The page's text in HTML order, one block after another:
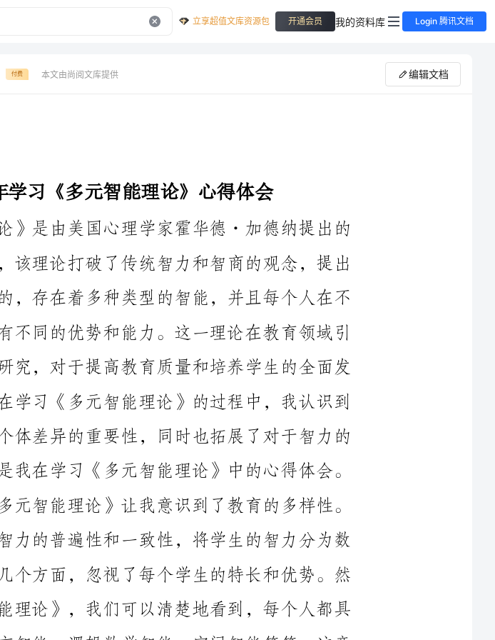
立享超值文库资源包 开通会员 我的资料库 Login 腾讯文档
付费 本文由尚阅文库提供 编辑文档
教育的目标应该在于发现和培养学生的多元智能，给予他们发挥
优势的机会和空间。因此，教育应该更加注重个体差异，提供多
《多元智能理论》是由美国心理学家霍华德·加德纳提出的
人类的智力是多元的，存在着多种类型的智能，并且每个人在不
同的智能类型上具有不同的优势和能力。这一理论在教育领域引
起了广泛的关注和研究，对于提高教育质量和培养学生的全面发
展具有重要意义。在学习《多元智能理论》的过程中，我认识到
理解和认识。以下是我在学习《多元智能理论》中的心得体会。
第一，学习《多元智能理论》让我意识到了教育的多样性。
传统教育往往强调智力的普遍性和一致性，将学生的智力分为数
学、语文、英语等几个方面，忽视了每个学生的特长和优势。然
有多种智能，如语言智能、逻辑数学智能、空间智能等等。这意
味着不同的学生在不同的智能类型上有不同的发展潜力和优势，